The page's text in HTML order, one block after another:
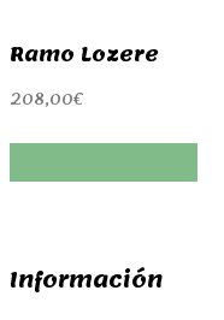
Ramo Lozere
208,00€
Información